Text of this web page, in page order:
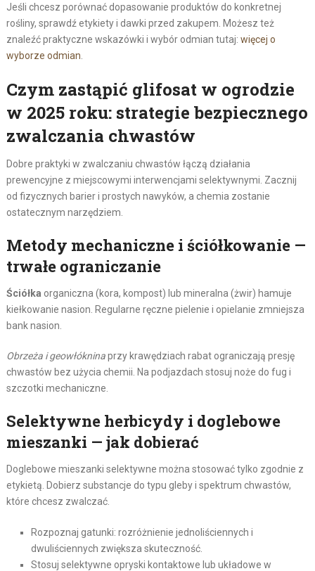
Jeśli chcesz porównać dopasowanie produktów do konkretnej
rośliny, sprawdź etykiety i dawki przed zakupem. Możesz też
znaleźć praktyczne wskazówki i wybór odmian tutaj: więcej o
wyborze odmian
Czym zastąpić glifosat w ogrodzie
w 2025 roku: strategie bezpiecznego
zwalczania chwastów
Dobre praktyki w zwalczaniu chwastów łączą działania
prewencyjne z miejscowymi interwencjami selektywnymi. Zacznij
od fizycznych barier i prostych nawyków, a chemia zostanie
ostatecznym narzędziem.
Metody mechaniczne i ściółkowanie —
trwałe ograniczanie
Ściółka organiczna (kora, kompost) lub mineralna (żwir) hamuje
kiełkowanie nasion. Regularne ręczne pielenie i opielanie zmniejsza
bank nasion.
Obrzeża i geowłókninaprzy krawędziach rabat ograniczają presję
chwastów bez użycia chemii. Na podjazdach stosuj noże do fug i
szczotki mechaniczne.
Selektywne herbicydy i doglebowe
mieszanki — jak dobierać
Doglebowe mieszanki selektywne można stosować tylko zgodnie z
etykietą. Dobierz substancje do typu gleby i spektrum chwastów,
które chcesz zwalczać.
Rozpoznaj gatunki: rozróżnienie jednoliściennych i
dwuliściennych zwiększa skuteczność.
Stosuj selektywne opryski kontaktowe lub układowe w